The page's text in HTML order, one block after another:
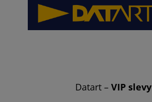
Datart –VIP slevy